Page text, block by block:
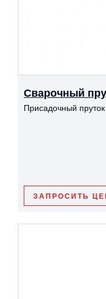
Сварочный
Присадочный
ЗАПРОСИТЬ